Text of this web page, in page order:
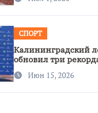
СПОРТ
Калининградский
обновил три
Июн 15, 2026